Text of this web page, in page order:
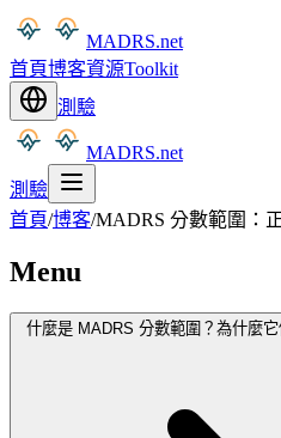
MADRS.net
首頁博客資源Toolkit
測驗
MADRS.net
測驗
首頁/博客/MADRS 分數範圍：
Menu
什麼是 MADRS 分數範圍？為什麼